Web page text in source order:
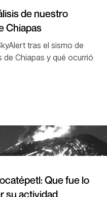
de nuestro
Chiapas
tras el sismo de
Chiapas y qué ocurrió
Que fue lo
su actividad